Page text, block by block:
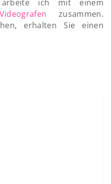
ich mit einem
zusammen.
erhalten Sie einen